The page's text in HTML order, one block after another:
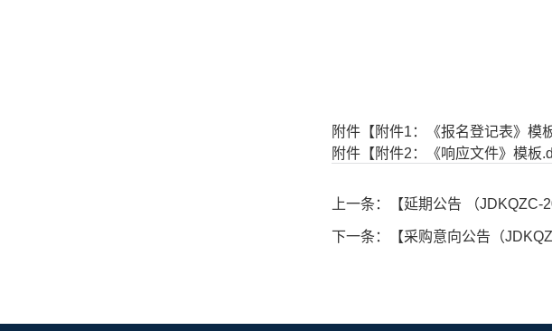
附件【 附件1：《报名登记表》模
附件【 附件2：《响应文件》模板
上一条：【延期公告 （
下一条：【采购意向公告（